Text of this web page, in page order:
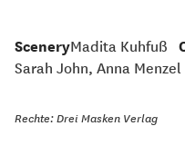
SceneryMadita Kuhfuß
Sarah John, Anna Menzel
Rechte: Drei Masken Verlag